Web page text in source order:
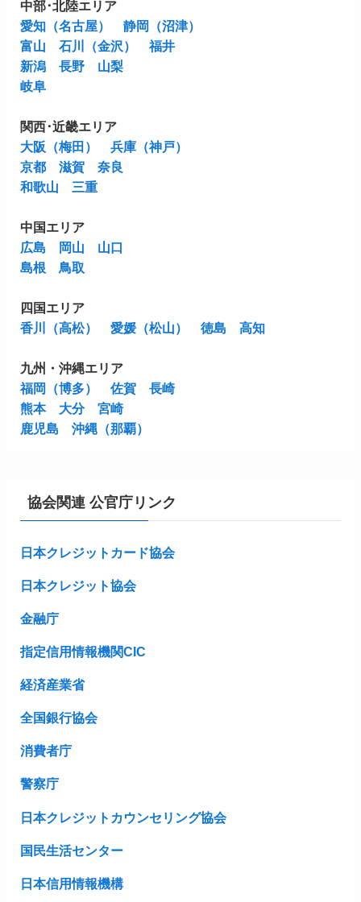
中部･北陸エリア
愛知（名古屋）
静岡（沼津）
富山
石川（金沢）
福井
新潟
長野
山梨
岐阜
関西･近畿エリア
大阪（梅田）
兵庫（神戸）
京都
滋賀
奈良
和歌山
三重
中国エリア
広島
岡山
山口
島根
鳥取
四国エリア
香川（高松）
愛媛（松山） 徳島 高知
九州・沖縄エリア
福岡（博多）
佐賀
長崎
熊本
大分
宮崎
鹿児島
沖縄（那覇）
協会関連 公官庁リンク
日本クレジットカード協会
日本クレジット協会
金融庁
指定信用情報機関CIC
経済産業省
全国銀行協会
消費者庁
警察庁
日本クレジットカウンセリング協会
国民生活センター
日本信用情報機構